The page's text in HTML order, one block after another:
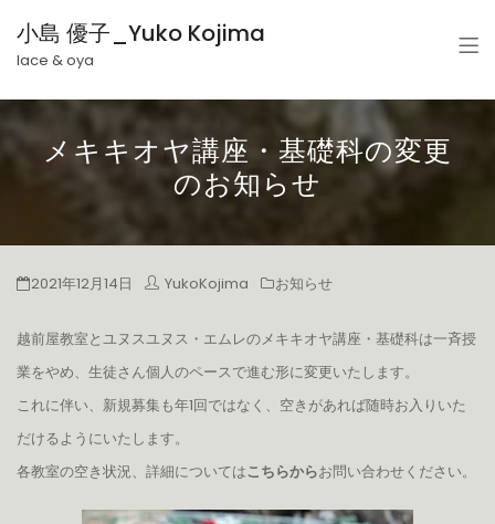
小島 優子_Yuko Kojima
lace & oya
メキキオヤ講座・基礎科の変更
のお知らせ
2021年12月14日 YukoKojima お知らせ
越前屋教室とユヌスユヌス・エムレのメキキオヤ講座・基礎科は一斉授
業をやめ、生徒さん個人のペースで進む形に変更いたします。
これに伴い、新規募集も年1回ではなく、空きがあれば随時お入りいた
だけるようにいたします。
各教室の空き状況、詳細についてはこちらからお問い合わせください。